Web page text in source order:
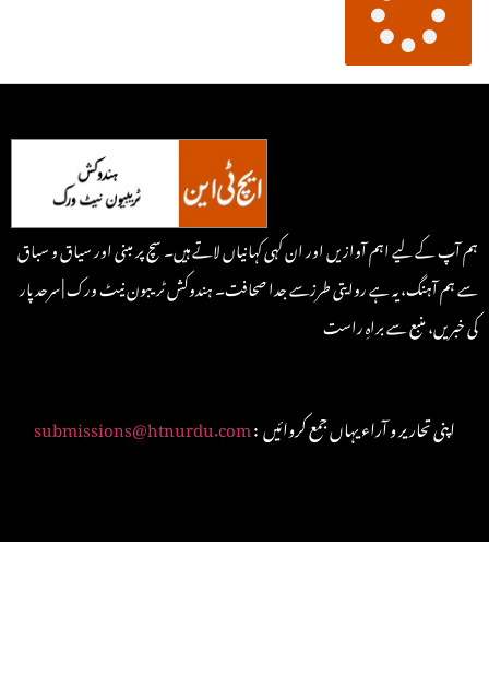
ہم آپ کے لیے اہم آوازیں اور ان کہی کہانیاں لاتے ہیں۔ سچ پر مبنی اور سیاق و سباق
سے ہم آہنگ، یہ ہے روایتی طرزسے جدا صحافت۔ ہندوکش ٹریبون نیٹ ورک | سرحد پار
کی خبریں، منبع سے براہِ راست
submissions@htnurdu.com : اپنی تحاریر و آراء یہاں جمع کروائیں